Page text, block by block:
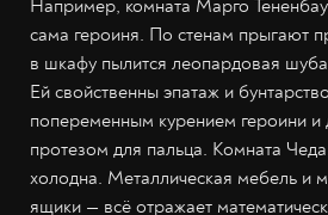
Например, комната Марго
сама героиня. По стенам прыгают
в шкафу пылится леопардовая
Ей свойственны эпатаж и
попеременным курением героини
протезом для пальца. Комната
холодна. Металлическая мебель и
ящики — всё отражает